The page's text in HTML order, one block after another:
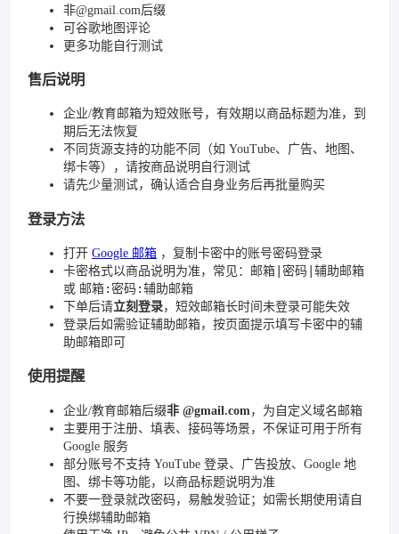
非@gmail.com后缀
可谷歌地图评论
更多功能自行测试
售后说明
企业/教育邮箱为短效账号，有效期以商品标题为准，到
期后无法恢复
不同货源支持的功能不同（如 YouTube、广告、地图、
绑卡等），请按商品说明自行测试
请先少量测试，确认适合自身业务后再批量购买
登录方法
打开 Google 邮箱 ，复制卡密中的账号密码登录
卡密格式以商品说明为准，常见： 邮箱|密码|辅助邮箱
或 邮箱:密码:辅助邮箱
下单后请立刻登录，短效邮箱长时间未登录可能失效
登录后如需验证辅助邮箱，按页面提示填写卡密中的辅
助邮箱即可
使用提醒
企业/教育邮箱后缀非 @gmail.com ，为自定义域名邮箱
主要用于注册、填表、接码等场景，不保证可用于所有
Google 服务
部分账号不支持 YouTube 登录、广告投放、Google 地
图、绑卡等功能，以商品标题说明为准
不要一登录就改密码，易触发验证；如需长期使用请自
行换绑辅助邮箱